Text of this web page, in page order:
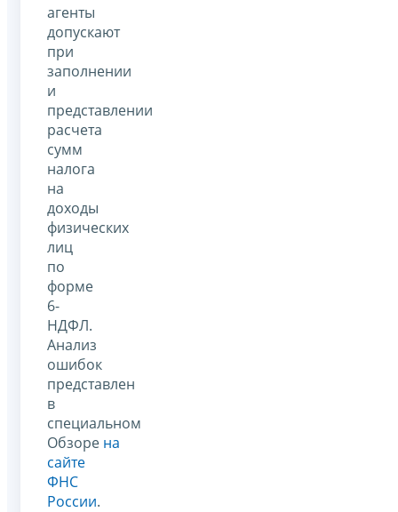
агенты
допускают
при
заполнении
и
представлении
расчета
сумм
налога
на
доходы
физических
лиц
по
форме
6-
НДФЛ.
Анализ
ошибок
представлен
в
специальном
Обзоре на
сайте
ФНС
России.